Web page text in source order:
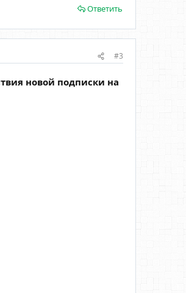
Ответить
#3
новой подписки на